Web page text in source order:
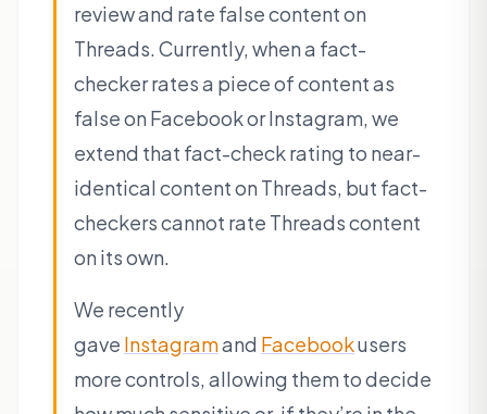
review and rate false content on
Threads. Currently, when a fact-
checker rates a piece of content as
false on Facebook or Instagram, we
extend that fact-check rating to near-
identical content on Threads, but fact-
checkers cannot rate Threads content
on its own.
We recently
gave Instagramand Facebookusers
more controls, allowing them to decide